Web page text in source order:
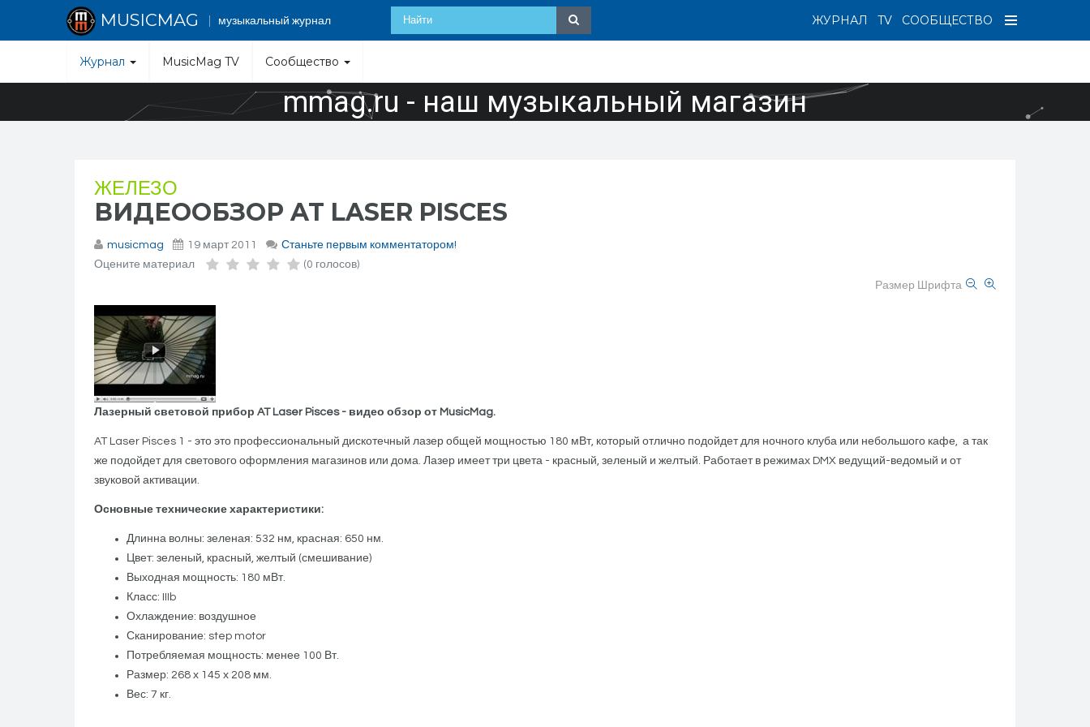
MUSICMAG музыкальный журнал СООБЩЕСТВО
TV
ЖУРНАЛ
Журнал MusicMag TV Сообщество
mmag.ru - наш музыкальный магазин
ЖЕЛЕЗО
ВИДЕООБЗОР AT LASER PISCES
musicmag 19 март 2011
Станьте первым комментатором!
Оцените материал
(0 голосов)
Размер Шрифта
Лазерный световой прибор AT Laser Pisces - видео обзор от MusicMag.
AT Laser Pisces 1 - это это профессиональный дискотечный лазер общей мощностью 180 мВт, который отлично подойдет для ночного клуба или небольшого кафе, а так
же подойдет для светового оформления магазинов или дома. Лазер имеет три цвета - красный, зеленый и желтый. Работает в режимах DMX ведущий-ведомый и от
звуковой активации.
Основные технические характеристики:
Длинна волны: зеленая: 532 нм, красная: 650 нм.
Цвет: зеленый, красный, желтый (смешивание)
Выходная мощность: 180 мВт.
Класс: IIIb
Охлаждение: воздушное
Сканирование: step motor
Потребляемая мощность: менее 100 Вт.
Размер: 268 х 145 х 208 мм.
Вес: 7 кг.